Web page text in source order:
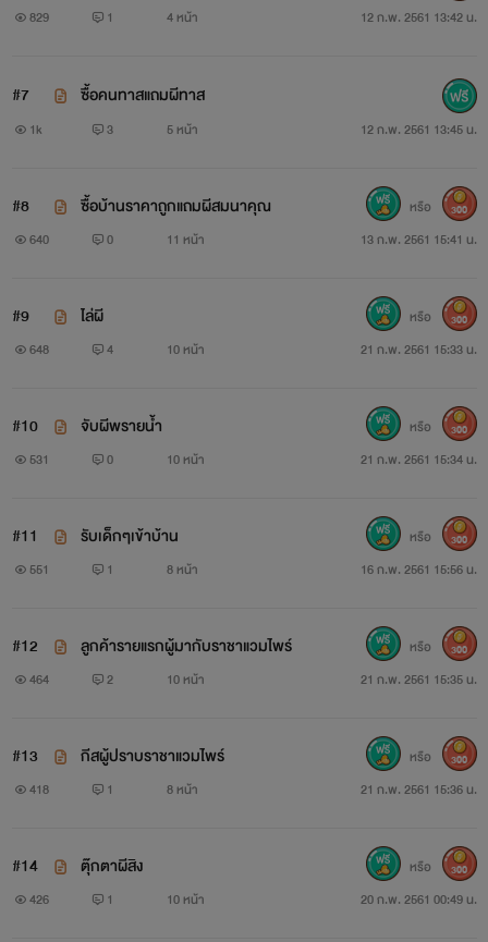
829 1 4 หน้า 12 ก.พ. 2561 13:42 น.
#7 ซื้อคนทาสแถมผีทาส
1k 3 5 หน้า 12 ก.พ. 2561 13:45 น.
#8 ซื้อบ้านราคาถูกแถมผีสมนาคุณ
640 0 11 หน้า 13 ก.พ. 2561 15:41 น.
หรือ 300
#9 ไล่ผี
648 4 10 หน้า 21 ก.พ. 2561 15:33 น.
หรือ 300
#10 จับผีพรายน้ำ
531 0 10 หน้า 21 ก.พ. 2561 15:34 น.
หรือ 300
#11 รับเด็กๆเข้าบ้าน
551 1 8 หน้า 16 ก.พ. 2561 15:56 น.
หรือ 300
#12 ลูกค้ารายแรกผู้มากับราชาแวมไพร์
464 2 10 หน้า 21 ก.พ. 2561 15:35 น.
หรือ 300
#13 กีสผู้ปราบราชาแวมไพร์
418 1 8 หน้า 21 ก.พ. 2561 15:36 น.
หรือ 300
#14 ตุ๊กตาผีสิง
426 1 10 หน้า 20 ก.พ. 2561 00:49 น.
หรือ 300